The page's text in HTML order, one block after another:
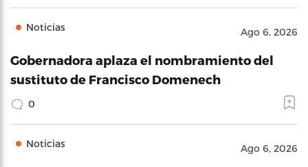
Noticias Ago 6, 2026
Gobernadora aplaza el nombramiento del
sustituto de Francisco Domenech
0
Noticias Ago 6, 2026